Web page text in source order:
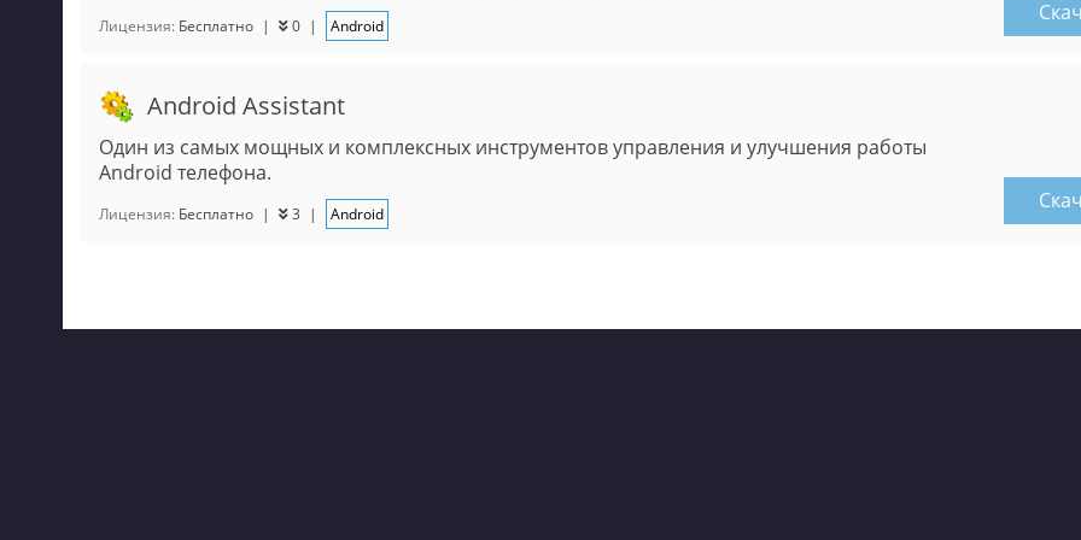
Лицензия: Бесплатно | 0 | Android
Android Assistant
Один из самых мощных и комплексных инструментов управления и улучшения работы
Android телефона.
Лицензия: Бесплатно | 3 | Android